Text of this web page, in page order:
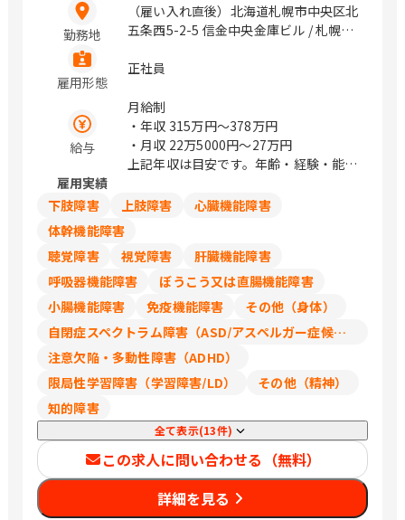
勤務地
（雇い入れ直後）北海道札幌市中央区北
五条西5-2-5 信金中央金庫ビル / 札幌、
雇用形態
正社員
給与
月給制
・年収 315万円〜378万円
・月収 22万5000円〜27万円
上記年収は目安です。年齢・経験・能力
雇用実績
下肢障害
上肢障害
心臓機能障害
体幹機能障害
聴覚障害
視覚障害
肝臓機能障害
呼吸器機能障害
ぼうこう又は直腸機能障害
小腸機能障害
免疫機能障害
その他（身体）
自閉症スペクトラム障害（ASD/アスペルガー症候群/広汎性発達障害）
注意欠陥・多動性障害（ADHD）
限局性学習障害（学習障害/LD）
その他（精神）
知的障害
全て表示(13件)
この求人に問い合わせる（無料）
詳細を見る